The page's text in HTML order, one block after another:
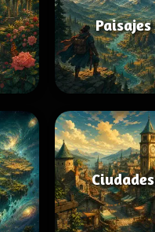
Paisajes
Ciudades